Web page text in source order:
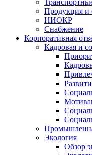
Продукция и
НИОКР
Снабжение
Корпоративная
Кадровая и
Экология
Обзор